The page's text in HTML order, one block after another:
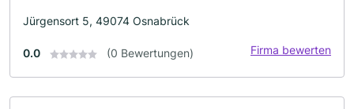
Jürgensort 5, 49074 Osnabrück
0.0 (0 Bewertungen) Firma bewerten